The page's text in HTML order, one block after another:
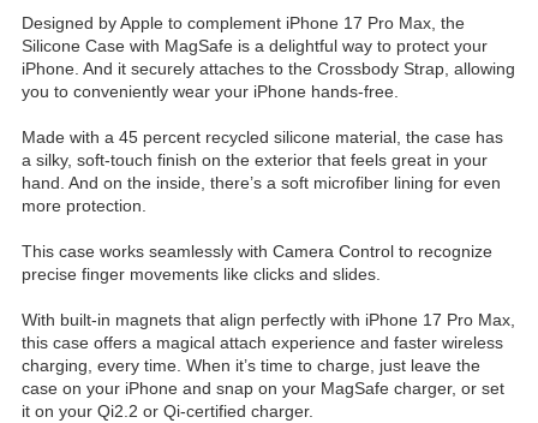
Designed by Apple to complement iPhone 17 Pro Max, the
Silicone Case with MagSafe is a delightful way to protect your
iPhone. And it securely attaches to the Crossbody Strap, allowing
you to conveniently wear your iPhone hands-free.
Made with a 45 percent recycled silicone material, the case has
a silky, soft-touch finish on the exterior that feels great in your
hand. And on the inside, there’s a soft microfiber lining for even
more protection.
This case works seamlessly with Camera Control to recognize
precise finger movements like clicks and slides.
With built-in magnets that align perfectly with iPhone 17 Pro Max,
this case offers a magical attach experience and faster wireless
charging, every time. When it’s time to charge, just leave the
case on your iPhone and snap on your MagSafe charger, or set
it on your Qi2.2 or Qi-certified charger.